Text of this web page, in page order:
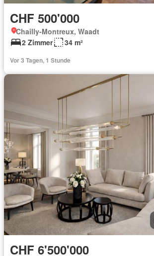
CHF 500'000
Chailly-Montreux, Waadt
2 Zimmer
34 m²
Vor 3 Tagen, 1 Stunde
CHF 6'500'000